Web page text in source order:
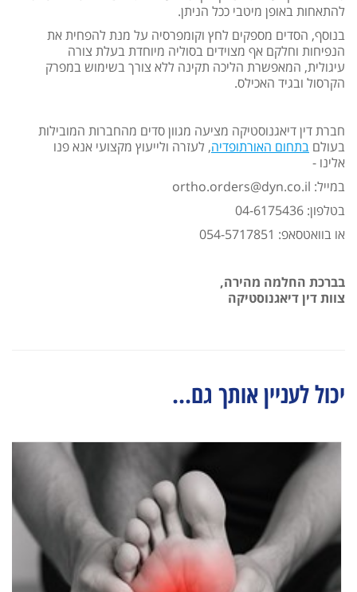
להתאחות באופן מיטבי ככל הניתן.
בנוסף, הסדים מספקים לחץ וקומפרסיה על מנת להפחית את
הנפיחות וחלקם אף מצוידים בסוליה מיוחדת בעלת צורה
עיגולית, המאפשרת הליכה תקינה ללא צורך בשימוש במפרק
הקרסול ובגיד האכילס.
חברת דין דיאגנוסטיקה מציעה מגוון סדים מהחברות המובילות
בעולם בתחום האורתופדיה, לעזרה ולייעוץ מקצועי אנא פנו
אלינו -
במייל: ortho.orders@dyn.co.il
בטלפון: 04-6175436
או בוואטסאפ: 054-5717851
בברכת החלמה מהירה,
צוות דין דיאגנוסטיקה
יכול לעניין אותך גם...